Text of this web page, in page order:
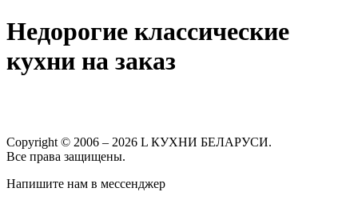
Недорогие классические
кухни на заказ
Copyright © 2006 – 2026 L КУХНИ БЕЛАРУСИ.
Все права защищены.
Напишите нам в мессенджер